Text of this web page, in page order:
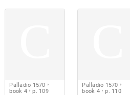
Palladio 1570
book 4
p. 109
Palladio 1570
book 4
p. 110